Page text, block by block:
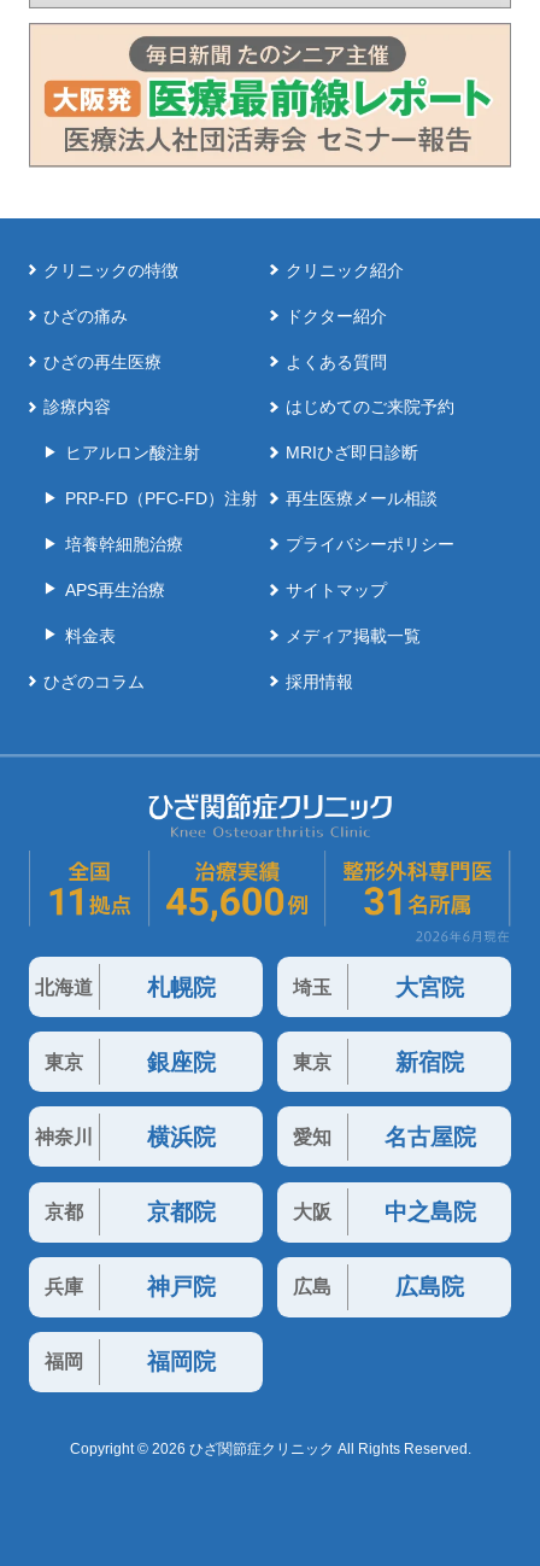
クリニックの特徴
ひざの痛み
ひざの再生医療
診療内容
ヒアルロン酸注射
PRP-FD（PFC-FD）注射
培養幹細胞治療
APS再生治療
料金表
ひざのコラム
クリニック紹介
ドクター紹介
よくある質問
はじめてのご来院予約
MRIひざ即日診断
再生医療メール相談
プライバシーポリシー
サイトマップ
メディア掲載一覧
採用情報
北海道 札幌院 埼玉 大宮院
東京 銀座院 東京 新宿院
神奈川 横浜院 愛知 名古屋院
京都 京都院 大阪 中之島院
兵庫 神戸院 広島 広島院
福岡 福岡院
Copyright © 2026 ひざ関節症クリニック All Rights Reserved.